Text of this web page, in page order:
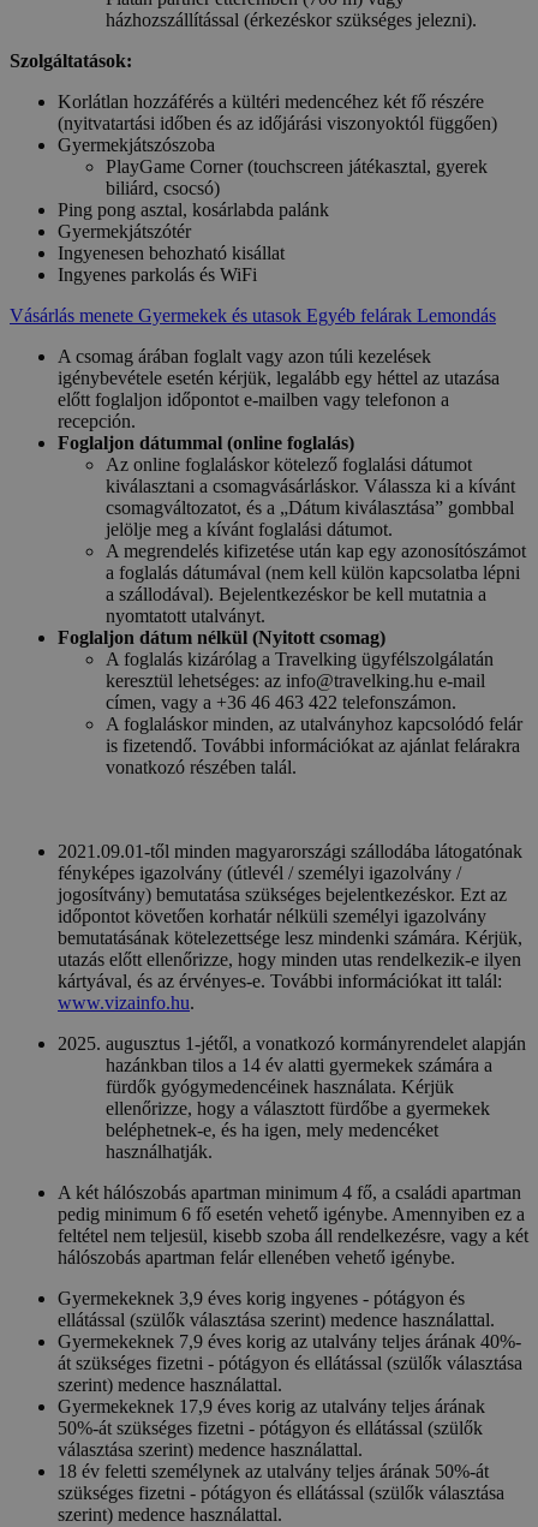
házhozszállítással (érkezéskor szükséges jelezni).
Szolgáltatások:
Korlátlan hozzáférés a kültéri medencéhez két fő részére
(nyitvatartási időben és az időjárási viszonyoktól függően)
Gyermekjátszószoba
PlayGame Corner (touchscreen játékasztal, gyerek
biliárd, csocsó)
Ping pong asztal, kosárlabda palánk
Gyermekjátszótér
Ingyenesen behozható kisállat
Ingyenes parkolás és WiFi
Vásárlás menete Gyermekek és utasok Egyéb felárak Lemondás
A csomag árában foglalt vagy azon túli kezelések
igénybevétele esetén kérjük, legalább egy héttel az utazása
előtt foglaljon időpontot e-mailben vagy telefonon a
recepción.
Foglaljon dátummal (online foglalás)
Az online foglaláskor kötelező foglalási dátumot
kiválasztani a csomagvásárláskor. Válassza ki a kívánt
csomagváltozatot, és a „Dátum kiválasztása” gombbal
jelölje meg a kívánt foglalási dátumot.
A megrendelés kifizetése után kap egy azonosítószámot
a foglalás dátumával (nem kell külön kapcsolatba lépni
a szállodával). Bejelentkezéskor be kell mutatnia a
nyomtatott utalványt.
Foglaljon dátum nélkül (Nyitott csomag)
A foglalás kizárólag a Travelking ügyfélszolgálatán
keresztül lehetséges: az info@travelking.hu e-mail
címen, vagy a +36 46 463 422 telefonszámon.
A foglaláskor minden, az utalványhoz kapcsolódó felár
is fizetendő. További információkat az ajánlat felárakra
vonatkozó részében talál.
2021.09.01-től minden magyarországi szállodába látogatónak
fényképes igazolvány (útlevél / személyi igazolvány /
jogosítvány) bemutatása szükséges bejelentkezéskor. Ezt az
időpontot követően korhatár nélküli személyi igazolvány
bemutatásának kötelezettsége lesz mindenki számára. Kérjük,
utazás előtt ellenőrizze, hogy minden utas rendelkezik-e ilyen
kártyával, és az érvényes-e. További információkat itt talál:
www.vizainfo.hu.
augusztus 1-jétől, a vonatkozó kormányrendelet alapján
hazánkban tilos a 14 év alatti gyermekek számára a
fürdők gyógymedencéinek használata. Kérjük
ellenőrizze, hogy a választott fürdőbe a gyermekek
beléphetnek-e, és ha igen, mely medencéket
használhatják.
A két hálószobás apartman minimum 4 fő, a családi apartman
pedig minimum 6 fő esetén vehető igénybe. Amennyiben ez a
feltétel nem teljesül, kisebb szoba áll rendelkezésre, vagy a két
hálószobás apartman felár ellenében vehető igénybe.
Gyermekeknek 3,9 éves korig ingyenes - pótágyon és
ellátással (szülők választása szerint) medence használattal.
Gyermekeknek 7,9 éves korig az utalvány teljes árának 40%-
át szükséges fizetni - pótágyon és ellátással (szülők választása
szerint) medence használattal.
Gyermekeknek 17,9 éves korig az utalvány teljes árának
50%-át szükséges fizetni - pótágyon és ellátással (szülők
választása szerint) medence használattal.
18 év feletti személynek az utalvány teljes árának 50%-át
szükséges fizetni - pótágyon és ellátással (szülők választása
szerint) medence használattal.